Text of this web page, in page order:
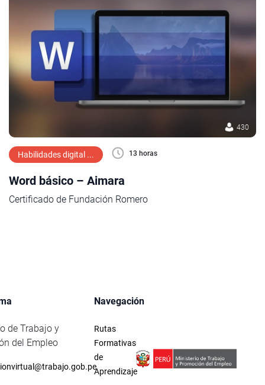
430
Habilidades digital ... 13 horas
Word básico – Aimara
Certificado de Fundación Romero
de Trabajo y
del Empleo
Navegación
Rutas
Formativas
de
Aprendizaje